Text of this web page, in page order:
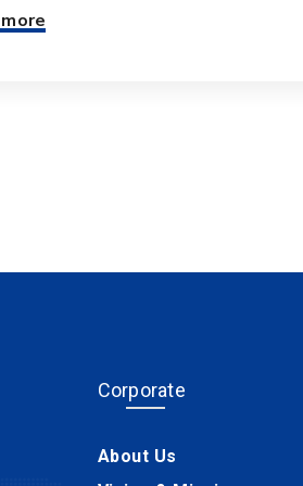
Corporate
About Us